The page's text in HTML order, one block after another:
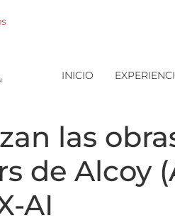
INICIO
las
de Alcoy
AI